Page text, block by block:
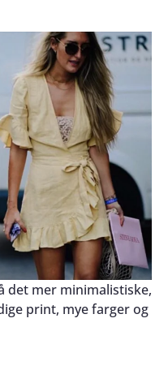
det mer minimalistiske,
print, mye farger og